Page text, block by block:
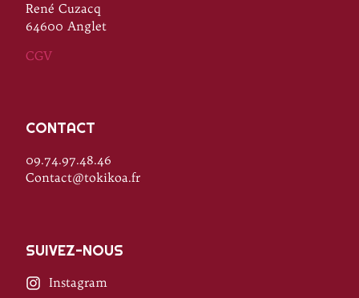
René Cuzacq
64600 Anglet
CGV
CONTACT
09.74.97.48.46
Contact@tokikoa.fr
SUIVEZ-NOUS
Instagram